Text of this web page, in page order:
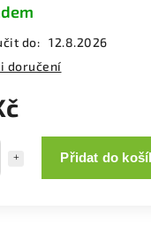
Přidat do
do: 12.8.2026
doručení